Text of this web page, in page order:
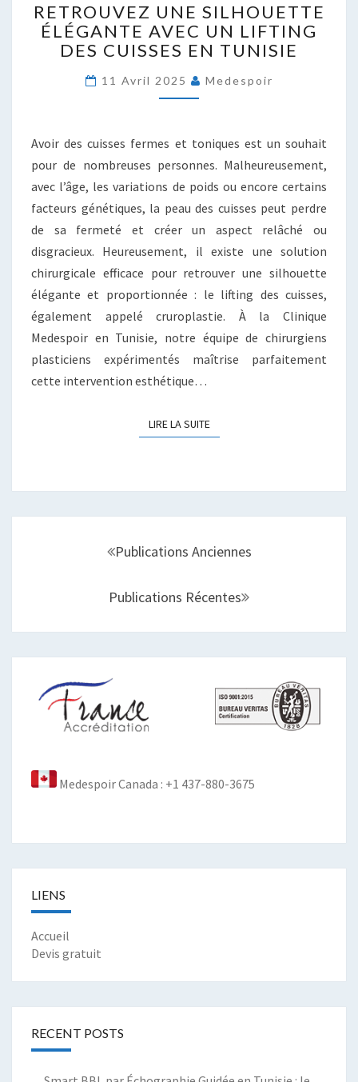
UNE
SILHOUETTE
ÉLÉGANTE
UN
LIFTING
EN
TUNISIE
RETROUVEZ UNE SILHOUETTE
ÉLÉGANTE AVEC UN LIFTING
DES CUISSES EN TUNISIE
11 Avril 2025 Medespoir
Avoir des cuisses fermes et toniques est un souhait
pour de nombreuses personnes. Malheureusement,
avec l’âge, les variations de poids ou encore certains
facteurs génétiques, la peau des cuisses peut perdre
de sa fermeté et créer un aspect relâché ou
disgracieux. Heureusement, il existe une solution
chirurgicale efficace pour retrouver une silhouette
élégante et proportionnée : le lifting des cuisses,
également appelé cruroplastie. À la Clinique
Medespoir en Tunisie, notre équipe de chirurgiens
plasticiens expérimentés maîtrise parfaitement
cette intervention esthétique…
LIRE LA SUITELIRE LA SUITE
Publications Anciennes
Publications Récentes
Medespoir Canada : +1 437-880-3675
LIENS
Accueil
Devis gratuit
RECENT POSTS